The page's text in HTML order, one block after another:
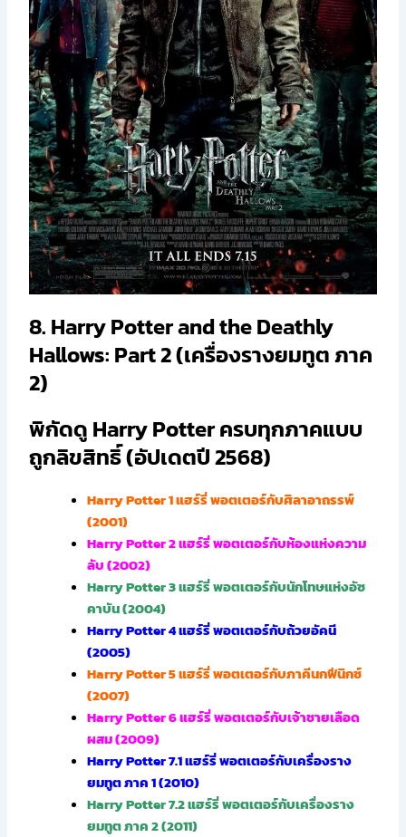
8. Harry Potter and the Deathly
Hallows: Part 2 (เครื่องรางยมทูต ภาค
2)
พิกัดดู Harry Potter ครบทุกภาคแบบ
ถูกลิขสิทธิ์ (อัปเดตปี 2568)
Harry Potter 1 แฮร์รี่ พอตเตอร์กับศิลาอาถรรพ์
(2001)
Harry Potter 2 แฮร์รี่ พอตเตอร์กับห้องแห่งความ
ลับ (2002)
Harry Potter 3 แฮร์รี่ พอตเตอร์กับนักโทษแห่งอัซ
คาบัน (2004)
Harry Potter 4 แฮร์รี่ พอตเตอร์กับถ้วยอัคนี
(2005)
Harry Potter 5 แฮร์รี่ พอตเตอร์กับภาคีนกฟีนิกซ์
(2007)
Harry Potter 6 แฮร์รี่ พอตเตอร์กับเจ้าชายเลือด
ผสม (2009)
Harry Potter 7.1 แฮร์รี่ พอตเตอร์กับเครื่องราง
ยมทูต ภาค 1 (2010)
Harry Potter 7.2 แฮร์รี่ พอตเตอร์กับเครื่องราง
ยมทูต ภาค 2 (2011)